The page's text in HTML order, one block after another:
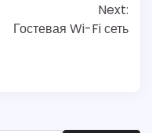
Next:
Гостевая Wi-Fi сеть